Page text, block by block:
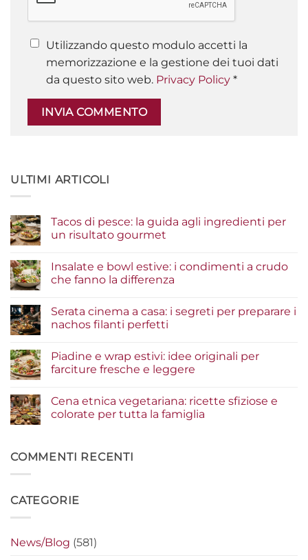
Utilizzando questo modulo accetti la
memorizzazione e la gestione dei tuoi dati
da questo sito web. Privacy Policy *
ULTIMI ARTICOLI
Tacos di pesce: la guida agli ingredienti per
un risultato gourmet
su
Tacos
di
guida
agli
ingredienti
risultato
gourmet
Insalate e bowl estive: i condimenti a crudo
che fanno la differenza
su
Insalate
e
condimenti
a
fanno
la
differenza
Serata cinema a casa: i segreti per preparare i
nachos filanti perfetti
su
Serata
cinema
i
segreti
per
filanti
perfetti
Piadine e wrap estivi: idee originali per
farciture fresche e leggere
su
Piadine
e
originali
per
leggere
Cena etnica vegetariana: ricette sfiziose e
colorate per tutta la famiglia
Cena
etnica
e
famiglia
COMMENTI RECENTI
CATEGORIE
News/Blog (581)